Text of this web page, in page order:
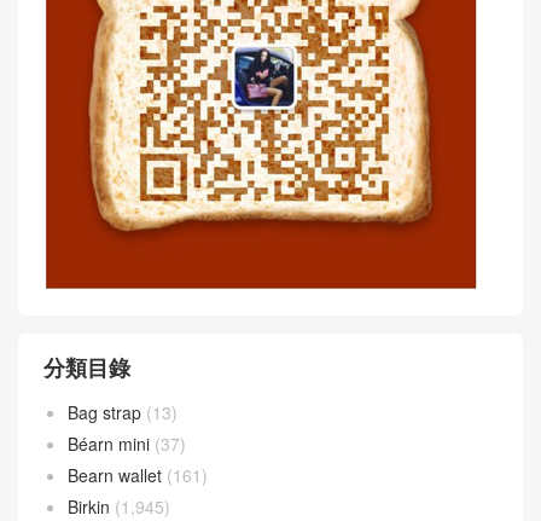
分類目錄
Bag strap (13)
Béarn mini (37)
Bearn wallet (161)
Birkin (1,945)